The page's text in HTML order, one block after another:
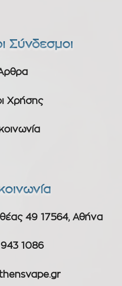
Σύνδεσμοι
Χρήσης
49 17564, Αθήνα
1086